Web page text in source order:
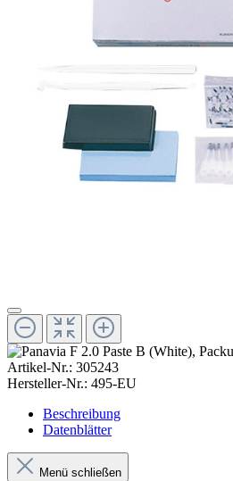
Artikel-Nr.: 305243
Hersteller-Nr.: 495-EU
Beschreibung
Datenblätter
Menü schließen